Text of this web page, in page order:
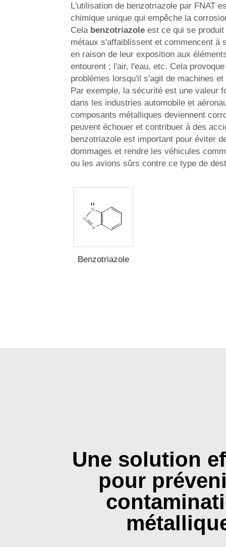
L'utilisation de benzotriazole par FNAT
chimique unique qui empêche la
Cela benzotriazole est ce qui se
métaux s'affaiblissent et commencent à
en raison de leur exposition aux
entourent ; l'air, l'eau, etc. Cela
problèmes lorsqu'il s'agit de machines et
Par exemple, la sécurité est une valeur
dans les industries automobile et
composants métalliques deviennent
peuvent échouer et contribuer à des
benzotriazole est important pour éviter
dommages et rendre les véhicules
ou les avions sûrs contre ce type de
Benzotriazole
Une solution
pour